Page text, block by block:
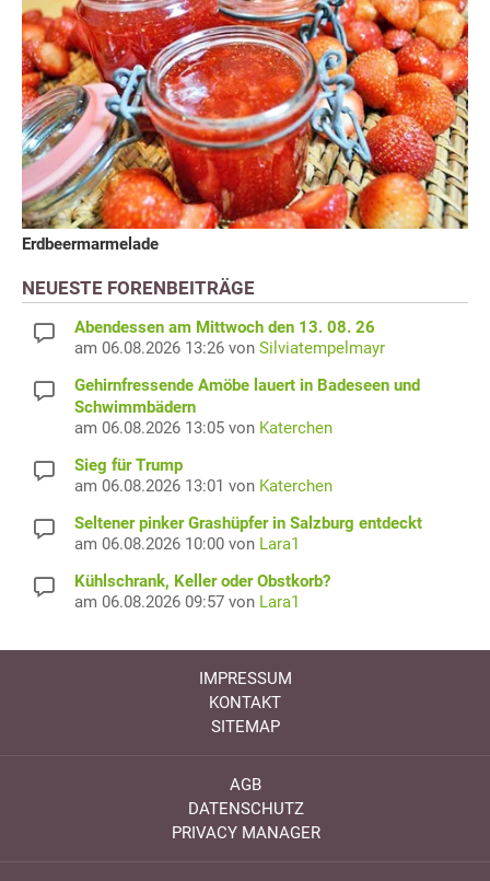
Erdbeermarmelade
NEUESTE FORENBEITRÄGE
Abendessen am Mittwoch den 13. 08. 26
am 06.08.2026 13:26 von Silviatempelmayr
Gehirnfressende Amöbe lauert in Badeseen und
Schwimmbädern
am 06.08.2026 13:05 von Katerchen
Sieg für Trump
am 06.08.2026 13:01 von Katerchen
Seltener pinker Grashüpfer in Salzburg entdeckt
am 06.08.2026 10:00 von Lara1
Kühlschrank, Keller oder Obstkorb?
am 06.08.2026 09:57 von Lara1
IMPRESSUM
KONTAKT
SITEMAP
AGB
DATENSCHUTZ
PRIVACY MANAGER